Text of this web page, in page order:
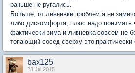
раньше не ругались.
Больше, от ливневки проблем я не
либо дискомфорта, плюс надо понимать
фактически зима и ливневка совсем не
топающий сосед сверху это практически
bax125
23 Jul 2015